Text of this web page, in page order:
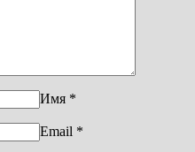
Имя *
Email *